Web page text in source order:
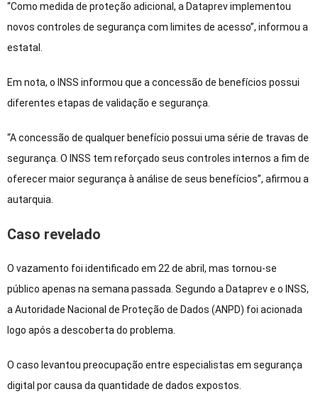
“Como medida de proteção adicional, a Dataprev implementou
novos controles de segurança com limites de acesso”, informou a
estatal.
Em nota, o INSS informou que a concessão de benefícios possui
diferentes etapas de validação e segurança.
“A concessão de qualquer benefício possui uma série de travas de
segurança. O INSS tem reforçado seus controles internos a fim de
oferecer maior segurança à análise de seus benefícios”, afirmou a
autarquia.
Caso revelado
O vazamento foi identificado em 22 de abril, mas tornou-se
público apenas na semana passada. Segundo a Dataprev e o INSS,
a Autoridade Nacional de Proteção de Dados (ANPD) foi acionada
logo após a descoberta do problema.
O caso levantou preocupação entre especialistas em segurança
digital por causa da quantidade de dados expostos.